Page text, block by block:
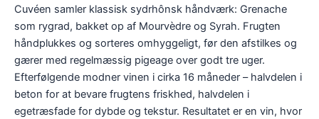
Cuvéen samler klassisk sydrhônsk håndværk: Grenache
som rygrad, bakket op af Mourvèdre og Syrah. Frugten
håndplukkes og sorteres omhyggeligt, før den afstilkes og
gærer med regelmæssig pigeage over godt tre uger.
Efterfølgende modner vinen i cirka 16 måneder – halvdelen i
beton for at bevare frugtens friskhed, halvdelen i
egetræsfade for dybde og tekstur. Resultatet er en vin, hvor